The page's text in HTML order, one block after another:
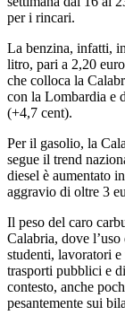
per i rincari.
La benzina, infatti,
litro, pari a 2,20
che colloca la
con la Lombardia e
(+4,7 cent).
Per il gasolio, la
segue il trend
diesel è aumentato
aggravio di oltre 3
Il peso del caro
Calabria, dove l’uso
studenti, lavoratori e
trasporti pubblici e
contesto, anche
pesantemente sui